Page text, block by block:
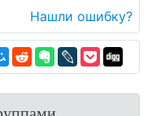
Нашли ошибку?